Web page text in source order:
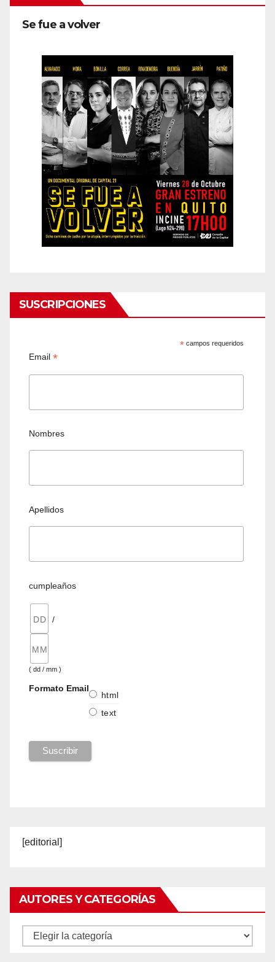
Se fue a volver
SUSCRIPCIONES
* campos requeridos
Email*
Nombres
Apellidos
cumpleaños
/
( dd / mm )
Formato Email
html
text
[editorial]
AUTORES Y CATEGORÍAS
Autores